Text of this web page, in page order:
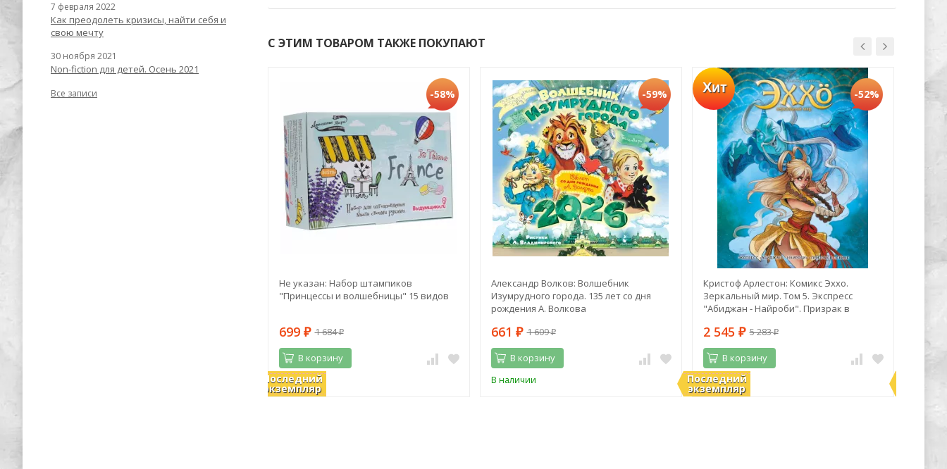
С ЭТИМ ТОВАРОМ ТАКЖЕ ПОКУПАЮТ
-62%
Последний
экземпляр
-58%
Не указан: Набор штампиков
"Принцессы и волшебницы" 15 видов
699 ₽ 1 684₽
В корзину
В наличии
-59%
Александр Волков: Волшебник
Изумрудного города. 135 лет со дня
рождения А. Волкова
661 ₽ 1 609₽
В корзину
В наличии
Хит
Последний
экземпляр
-52%
Кристоф Арлестон: Комикс Эххо.
Зеркальный мир. Том 5. Экспресс
"Абиджан - Найроби". Призрак в
2 545 ₽ 5 283₽
В корзину
В наличии
7 февраля 2022
Как преодолеть кризисы, найти себя и
свою мечту
30 ноября 2021
Non-fiction для детей. Осень 2021
Все записи